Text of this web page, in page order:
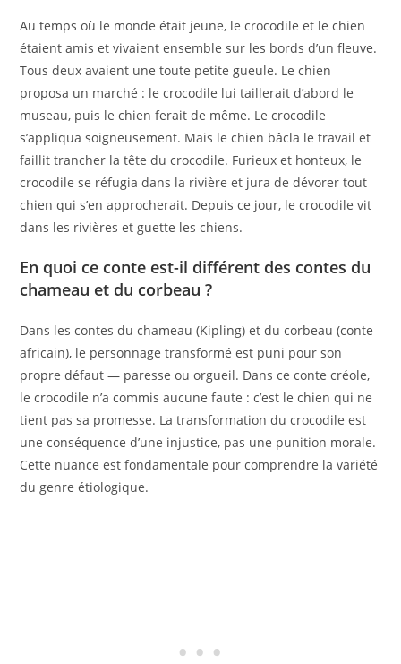
Au temps où le monde était jeune, le crocodile et le chien
étaient amis et vivaient ensemble sur les bords d’un fleuve.
Tous deux avaient une toute petite gueule. Le chien
proposa un marché : le crocodile lui taillerait d’abord le
museau, puis le chien ferait de même. Le crocodile
s’appliqua soigneusement. Mais le chien bâcla le travail et
faillit trancher la tête du crocodile. Furieux et honteux, le
crocodile se réfugia dans la rivière et jura de dévorer tout
chien qui s’en approcherait. Depuis ce jour, le crocodile vit
dans les rivières et guette les chiens.
En quoi ce conte est-il différent des contes du
chameau et du corbeau ?
Dans les contes du chameau (Kipling) et du corbeau (conte
africain), le personnage transformé est puni pour son
propre défaut — paresse ou orgueil. Dans ce conte créole,
le crocodile n’a commis aucune faute : c’est le chien qui ne
tient pas sa promesse. La transformation du crocodile est
une conséquence d’une injustice, pas une punition morale.
Cette nuance est fondamentale pour comprendre la variété
du genre étiologique.